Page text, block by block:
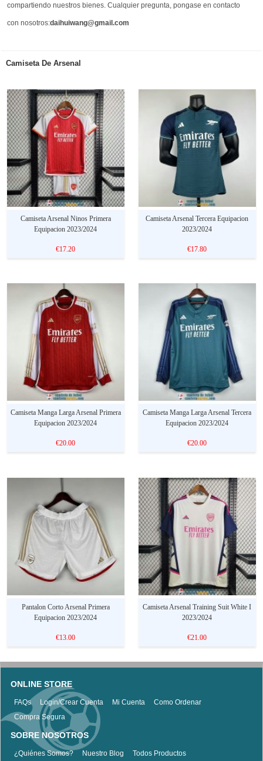
compartiendo nuestros bienes. Cualquier pregunta, pongase en contacto
con nosotros:daihuiwang@gmail.com
Camiseta De Arsenal
Camiseta Arsenal Ninos Primera
Equipacion 2023/2024
€17.20
Camiseta Arsenal Tercera Equipacion
2023/2024
€17.80
Camiseta Manga Larga Arsenal Primera
Equipacion 2023/2024
€20.00
Camiseta Manga Larga Arsenal Tercera
Equipacion 2023/2024
€20.00
Pantalon Corto Arsenal Primera
Equipacion 2023/2024
€13.00
Camiseta Arsenal Training Suit White I
2023/2024
€21.00
ONLINE STORE
FAQs Login/Crear Cuenta Mi Cuenta
Como Ordenar
Compra Segura
SOBRE NOSOTROS
¿Quiénes Somos? Nuestro Blog Todos Productos